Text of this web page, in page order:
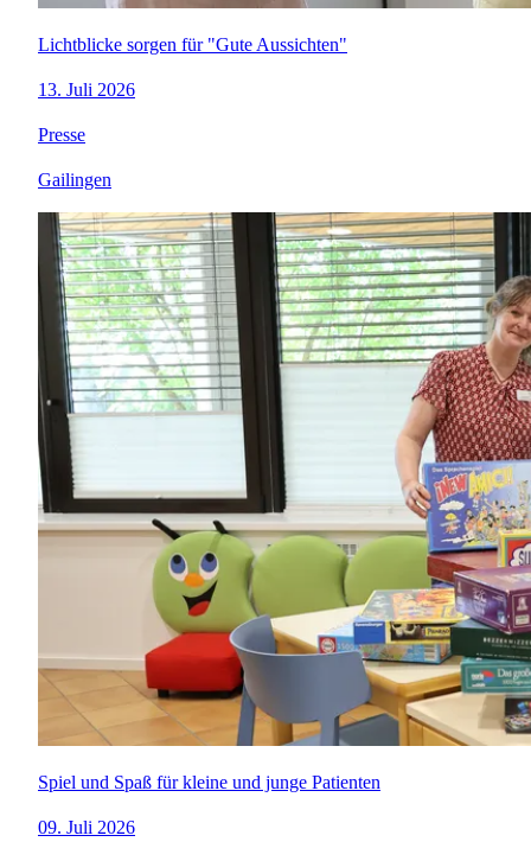
Lichtblicke sorgen für "Gute Aussichten"
13. Juli 2026
Presse
Gailingen
Spiel und Spaß für kleine und junge Patienten
09. Juli 2026